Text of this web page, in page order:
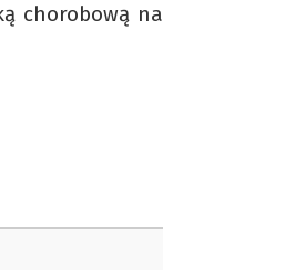
chorobową na